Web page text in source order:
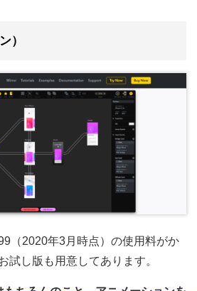
）
（2020年3月時点）の使用料がか
試し版も用意してあります。